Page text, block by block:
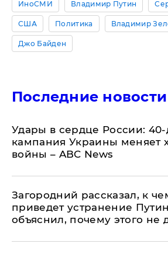
ИноСМИ Владимир Путин
США Политика Владимир
Джо Байден
Последние новости
Удары в сердце России: 40-
кампания Украины меняет
войны – ABC News
Загородний рассказал, к
приведет устранение
объяснил, почему этого не